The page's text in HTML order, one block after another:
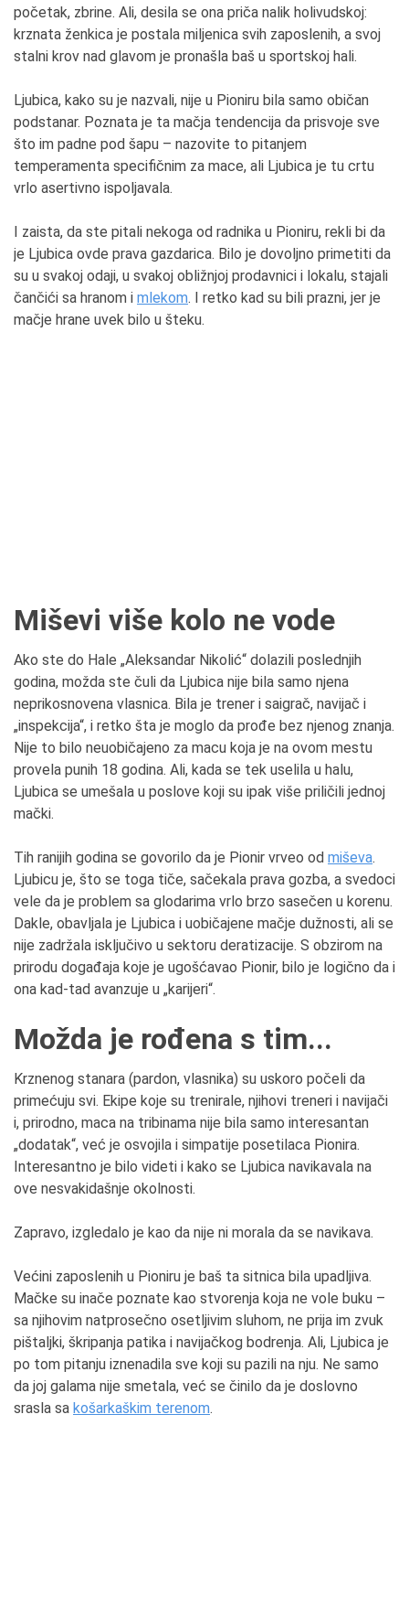
početak, zbrine. Ali, desila se ona priča nalik holivudskoj:
krznata ženkica je postala miljenica svih zaposlenih, a svoj
stalni krov nad glavom je pronašla baš u sportskoj hali.
Ljubica, kako su je nazvali, nije u Pioniru bila samo običan
podstanar. Poznata je ta mačja tendencija da prisvoje sve
što im padne pod šapu – nazovite to pitanjem
temperamenta specifičnim za mace, ali Ljubica je tu crtu
vrlo asertivno ispoljavala.
I zaista, da ste pitali nekoga od radnika u Pioniru, rekli bi da
je Ljubica ovde prava gazdarica. Bilo je dovoljno primetiti da
su u svakoj odaji, u svakoj obližnjoj prodavnici i lokalu, stajali
čančići sa hranom i mlekom. I retko kad su bili prazni, jer je
mačje hrane uvek bilo u šteku.
Miševi više kolo ne vode
Ako ste do Hale „Aleksandar Nikolić“ dolazili poslednjih
godina, možda ste čuli da Ljubica nije bila samo njena
neprikosnovena vlasnica. Bila je trener i saigrač, navijač i
„inspekcija“, i retko šta je moglo da prođe bez njenog znanja.
Nije to bilo neuobičajeno za macu koja je na ovom mestu
provela punih 18 godina. Ali, kada se tek uselila u halu,
Ljubica se umešala u poslove koji su ipak više priličili jednoj
mački.
Tih ranijih godina se govorilo da je Pionir vrveo od miševa.
Ljubicu je, što se toga tiče, sačekala prava gozba, a svedoci
vele da je problem sa glodarima vrlo brzo sasečen u korenu.
Dakle, obavljala je Ljubica i uobičajene mačje dužnosti, ali se
nije zadržala isključivo u sektoru deratizacije. S obzirom na
prirodu događaja koje je ugošćavao Pionir, bilo je logično da i
ona kad-tad avanzuje u „karijeri“.
Možda je rođena s tim...
Krznenog stanara (pardon, vlasnika) su uskoro počeli da
primećuju svi. Ekipe koje su trenirale, njihovi treneri i navijači
i, prirodno, maca na tribinama nije bila samo interesantan
„dodatak“, već je osvojila i simpatije posetilaca Pionira.
Interesantno je bilo videti i kako se Ljubica navikavala na
ove nesvakidašnje okolnosti.
Zapravo, izgledalo je kao da nije ni morala da se navikava.
Većini zaposlenih u Pioniru je baš ta sitnica bila upadljiva.
Mačke su inače poznate kao stvorenja koja ne vole buku –
sa njihovim natprosečno osetljivim sluhom, ne prija im zvuk
pištaljki, škripanja patika i navijačkog bodrenja. Ali, Ljubica je
po tom pitanju iznenadila sve koji su pazili na nju. Ne samo
da joj galama nije smetala, već se činilo da je doslovno
srasla sa košarkaškim terenom.